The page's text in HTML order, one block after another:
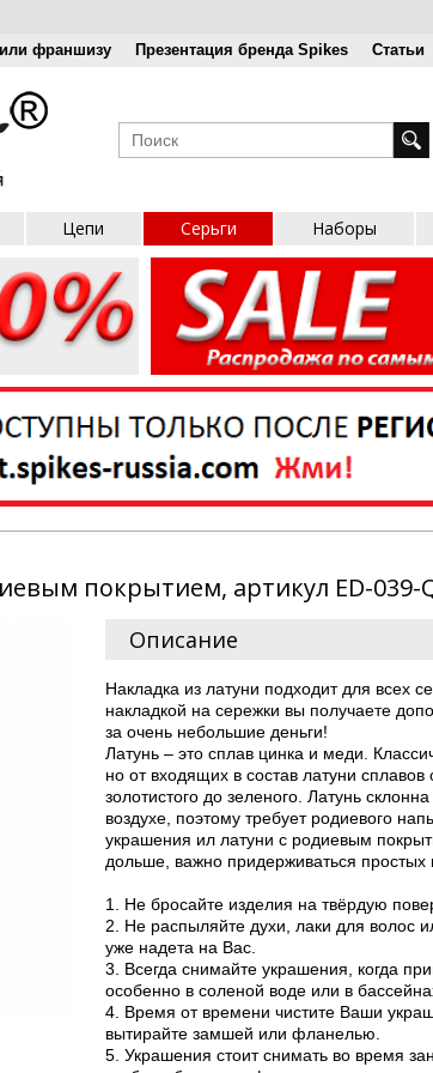
франшизу Презентация бренда Spikes Статьи
Цепи Серьги Наборы
покрытием, артикул ED-039-
Описание
Накладка из латуни подходит для всех
накладкой на сережки вы получаете
за очень небольшие деньги!
Латунь – это сплав цинка и меди.
но от входящих в состав латуни
золотистого до зеленого. Латунь
воздухе, поэтому требует родиевого
украшения ил латуни с родиевым
дольше, важно придерживаться простых
1. Не бросайте изделия на твёрдую
2. Не распыляйте духи, лаки для волос
уже надета на Вас.
3. Всегда снимайте украшения, когда
особенно в соленой воде или в
4. Время от времени чистите Ваши
вытирайте замшей или фланелью.
5. Украшения стоит снимать во время